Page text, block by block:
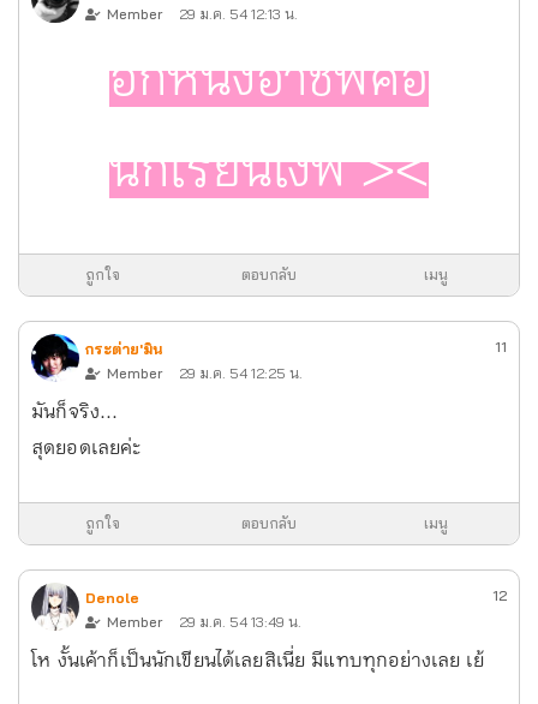
Member
29 ม.ค. 54 12:13 น.
อีกหนึ่งอาชีพคือ
นักเรียนไงพี่ ><
ถูกใจ ตอบกลับ เมนู
กระต่าย'มิน
Member
29 ม.ค. 54 12:25 น.
11
มันก็จริง...
สุดยอดเลยค่ะ
ถูกใจ ตอบกลับ เมนู
Denole
Member
29 ม.ค. 54 13:49 น.
12
โห งั้นเค้าก็เป็นนักเขียนได้เลยสิเนี่ย มีแทบทุกอย่างเลย เย้